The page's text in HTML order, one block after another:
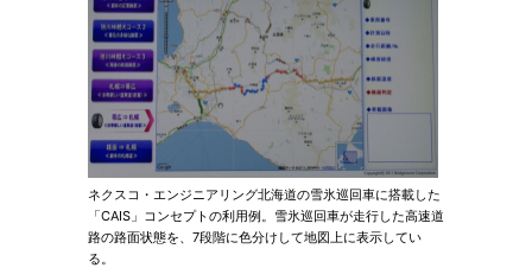
ネクスコ・エンジニアリング北海道の雪氷巡回車に搭載した
「CAIS」コンセプトの利用例。雪氷巡回車が走行した高速道
路の路面状態を、7段階に色分けして地図上に表示してい
る。